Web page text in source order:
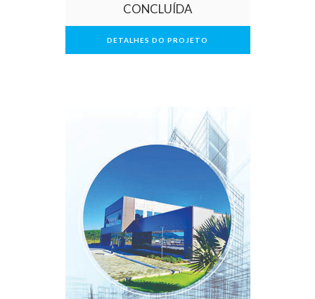
CONCLUÍDA
DETALHES DO PROJETO